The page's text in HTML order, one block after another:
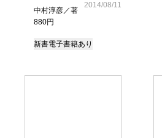
中村淳彦／著
880円
2014/08/11
新書電子書籍あり